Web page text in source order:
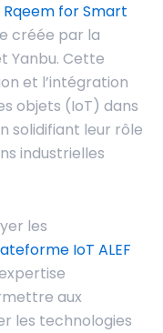
Rqeem for Smart
créée par la
Yanbu. Cette
et l’intégration
objets (IoT) dans
solidifiant leur rôle
industrielles
les
IoT ALEF
aux
les technologies